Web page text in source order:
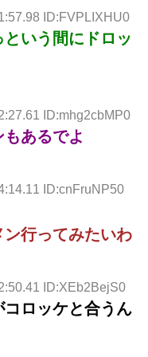
ID:FVPLIXHU0
いう間にドロッ
ID:mhg2cbMP0
あるでよ
ID:cnFruNP50
行ってみたいわ
ID:XEb2BejS0
ロッケと合うん